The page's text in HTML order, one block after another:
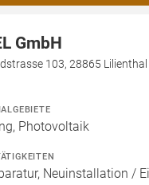
GmbH
103, 28865
Photovoltaik
Neuinstallation /